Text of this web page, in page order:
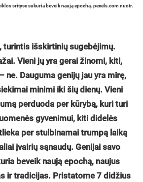
srityse sukuria beveik naują epochą. pexels.com nuotr.
turintis išskirtinių sugebėjimų.
Vieni jų yra gerai žinomi, kiti,
ne. Dauguma genijų jau yra mirę,
minimi iki šių dienų. Vieni
perduoda per kūrybą, kuri turi
gyvenimui, kiti didelės
per stulbinamai trumpą laiką
įvairių sąnaudų. Genijai savo
beveik naują epochą, naujus
ir tradicijas. Pristatome 7 didžius